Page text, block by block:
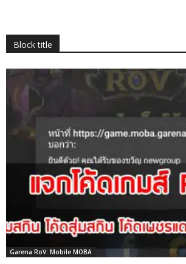
Block title
Garena RoV: Mobile MOBA